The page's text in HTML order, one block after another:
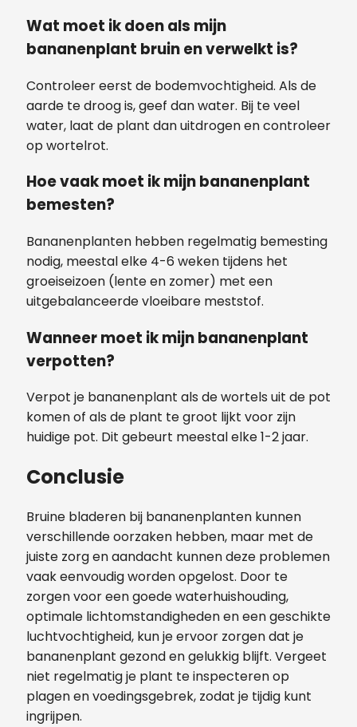
Wat moet ik doen als mijn
bananenplant bruin en verwelkt is?
Controleer eerst de bodemvochtigheid. Als de
aarde te droog is, geef dan water. Bij te veel
water, laat de plant dan uitdrogen en controleer
op wortelrot.
Hoe vaak moet ik mijn bananenplant
bemesten?
Bananenplanten hebben regelmatig bemesting
nodig, meestal elke 4-6 weken tijdens het
groeiseizoen (lente en zomer) met een
uitgebalanceerde vloeibare meststof.
Wanneer moet ik mijn bananenplant
verpotten?
Verpot je bananenplant als de wortels uit de pot
komen of als de plant te groot lijkt voor zijn
huidige pot. Dit gebeurt meestal elke 1-2 jaar.
Conclusie
Bruine bladeren bij bananenplanten kunnen
verschillende oorzaken hebben, maar met de
juiste zorg en aandacht kunnen deze problemen
vaak eenvoudig worden opgelost. Door te
zorgen voor een goede waterhuishouding,
optimale lichtomstandigheden en een geschikte
luchtvochtigheid, kun je ervoor zorgen dat je
bananenplant gezond en gelukkig blijft. Vergeet
niet regelmatig je plant te inspecteren op
plagen en voedingsgebrek, zodat je tijdig kunt
ingrijpen.